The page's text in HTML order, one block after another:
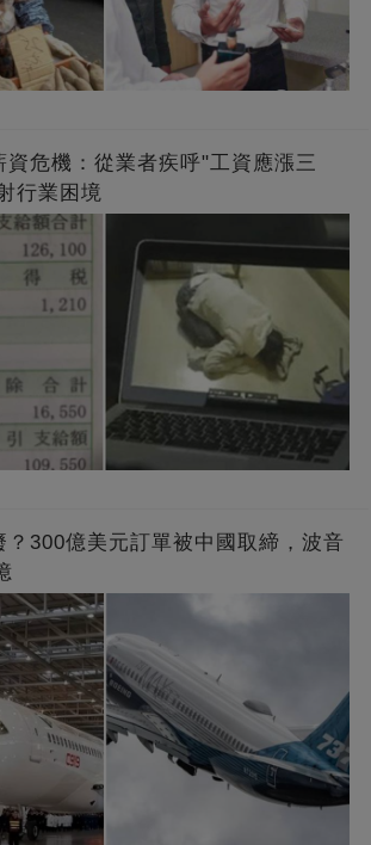
資危機：從業者疾呼"工資應漲三
行業困境
？300億美元訂單被中國取締，波音